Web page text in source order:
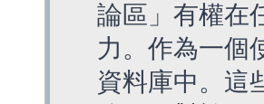
論區」有權在
力。作為一個
資料庫中。這